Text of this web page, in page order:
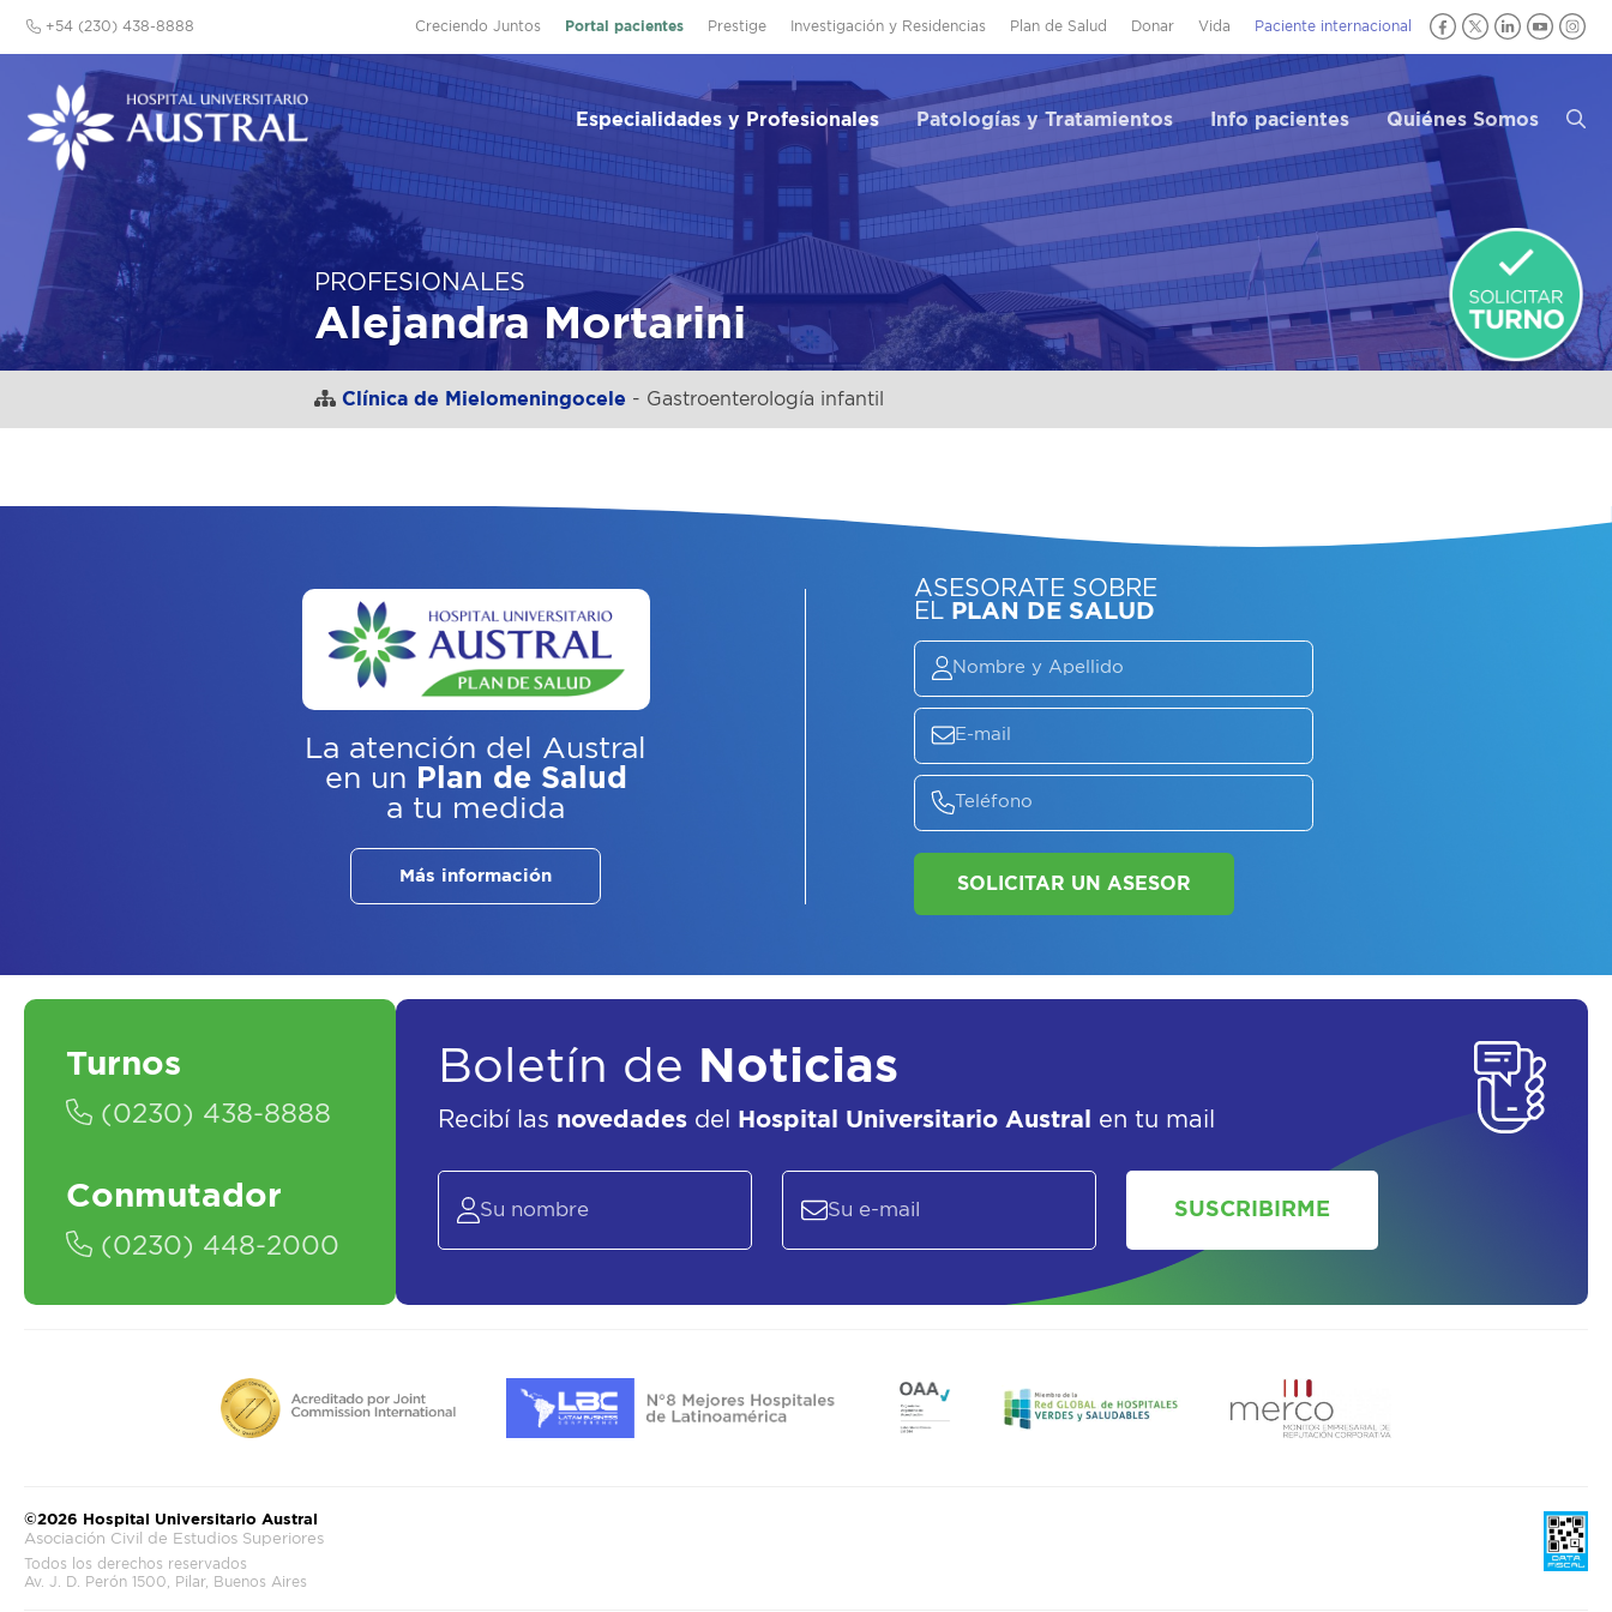
Creciendo Juntos Portal pacientes Prestige Investigación y Residencias Plan de Salud Donar Vida Paciente internacional
+54 (230) 438-8888
Especialidades y Profesionales Patologías y Tratamientos Info pacientes Quiénes Somos
PROFESIONALES
Alejandra Mortarini
Clínica de Mielomeningocele - Gastroenterología infantil
La atención del Austral
en un Plan de Salud
a tu medida
Más información
ASESORATE SOBRE
EL PLAN DE SALUD
SOLICITAR UN ASESOR
Turnos
(0230) 438-8888
Conmutador
(0230) 448-2000
Boletín de Noticias
Recibí las novedades del Hospital Universitario Austral en tu mail
SUSCRIBIRME
©2026 Hospital Universitario Austral
Asociación Civil de Estudios Superiores
Todos los derechos reservados
Av. J. D. Perón 1500, Pilar, Buenos Aires